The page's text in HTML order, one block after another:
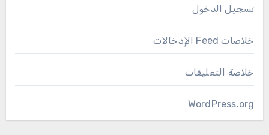
تسجيل الدخول
خلاصات Feed الإدخالات
خلاصة التعليقات
WordPress.org